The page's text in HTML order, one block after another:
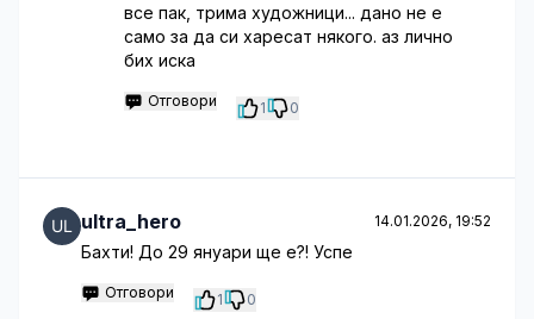
все пак, трима художници... дано не е
само за да си харесат някого. аз лично
бих иска
Отговори 1 0
ultra_hero 14.01.2026, 19:52
Бахти! До 29 януари ще е?! Успе
Отговори 1 0